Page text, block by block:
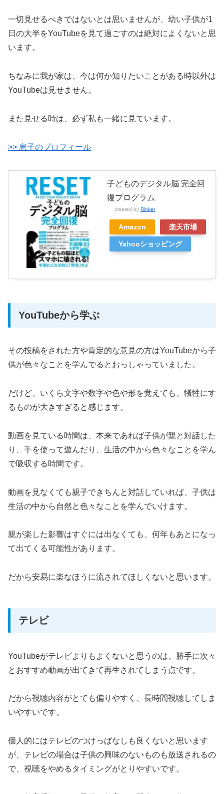
一切見せるべきではないとは思いませんが、幼い子供が1
日の大半をYouTubeを見て過ごすのは絶対によくないと思
います。
ちなみに我が家は、今は何か知りたいことがある時以外は
YouTubeは見せません。
また見せる時は、必ず私も一緒に見ています。
>> 息子のプロフィール
子どものデジタル脳 完全回
復プログラム
created by Rinker
Amazon 楽天市場
Yahooショッピング
YouTubeから学ぶ
その投稿をされた方や肯定的な意見の方はYouTubeから子
供が色々なことを学んでるとおっしゃっていました。
だけど、いくら文字や数字や色や形を覚えても、犠牲にす
るものが大きすぎると感じます。
動画を見ている時間は、本来であれば子供が親と対話した
り、手を使って遊んだり、生活の中から色々なことを学ん
で吸収する時間です。
動画を見なくても親子できちんと対話していれば、子供は
生活の中から自然と色々なことを学んでいけます。
親が楽した影響はすぐには出なくても、何年もあとになっ
て出てくる可能性があります。
だから安易に楽なほうに流されてほしくないと思います。
テレビ
YouTubeがテレビよりもよくないと思うのは、勝手に次々
とおすすめ動画が出てきて再生されてしまう点です。
だから視聴内容がとても偏りやすく、長時間視聴してしま
いやすいです。
個人的にはテレビのつけっぱなしも良くないと思います
が、テレビの場合は子供の興味のないものも放送されるの
で、視聴をやめるタイミングがとりやすいです。